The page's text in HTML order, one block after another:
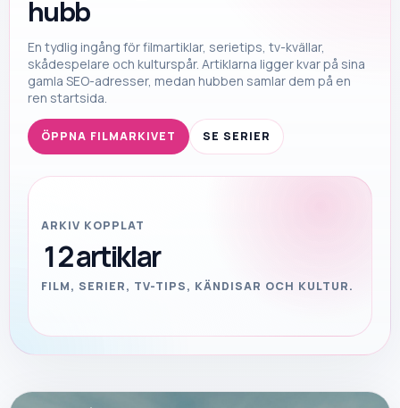
hubb
En tydlig ingång för filmartiklar, serietips, tv-kvällar,
skådespelare och kulturspår. Artiklarna ligger kvar på sina
gamla SEO-adresser, medan hubben samlar dem på en
ren startsida.
ÖPPNA FILMARKIVET SE SERIER
ARKIV KOPPLAT
12artiklar
FILM, SERIER, TV-TIPS, KÄNDISAR OCH KULTUR.